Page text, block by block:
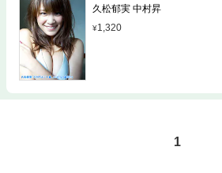
久松郁実 中村昇
1,320
1